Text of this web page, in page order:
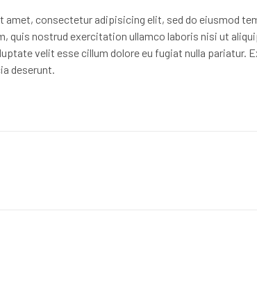
amet, consectetur adipisicing elit, sed do eiusmod
quis nostrud exercitation ullamco laboris nisi ut
velit esse cillum dolore eu fugiat nulla
deserunt.